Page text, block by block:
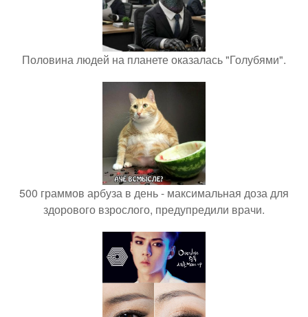
Половина людей на планете оказалась "Голубями".
500 граммов арбуза в день - максимальная доза для
здорового взрослого, предупредили врачи.